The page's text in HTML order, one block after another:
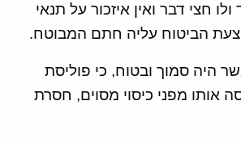
חצי דבר ואין איזכור על תנאי
הביטוח עליה חתם המבוטח.
היה סמוך ובטוח, כי פוליסת
אותו מפני כיסוי מסוים, חסרת